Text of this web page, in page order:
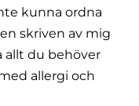
kunna ordna
skriven av mig
allt du behöver
allergi och